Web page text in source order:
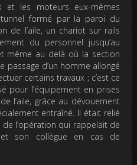
les moteurs eux-mêmes
formé par la paroi du
de l’aile, un chariot sur rails
du personnel jusqu’au
même au delà où la section
passage d’un homme allongé
certains travaux ; c’est ce
pour l’équipement en prises
l’aile, grâce au dévouement
entraîné. Il était relié
l’opération qui rappelait de
son collègue en cas de